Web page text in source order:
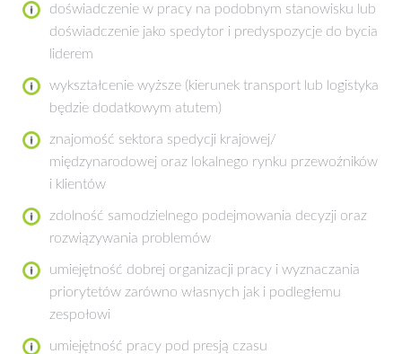
doświadczenie w pracy na podobnym stanowisku lub
doświadczenie jako spedytor i predyspozycje do bycia
liderem
wykształcenie wyższe (kierunek transport lub logistyka
będzie dodatkowym atutem)
znajomość sektora spedycji krajowej/
międzynarodowej oraz lokalnego rynku przewoźników
i klientów
zdolność samodzielnego podejmowania decyzji oraz
rozwiązywania problemów
umiejętność dobrej organizacji pracy i wyznaczania
priorytetów zarówno własnych jak i podległemu
zespołowi
umiejętność pracy pod presją czasu